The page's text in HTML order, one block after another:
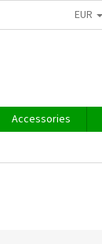
EUR
Accessories